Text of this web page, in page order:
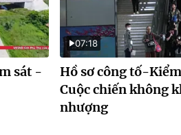
sát -
07:18
Hồ sơ công tố-
Cuộc chiến không
nhượng